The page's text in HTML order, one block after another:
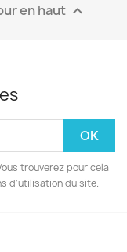
en haut 
trouverez pour cela
d'utilisation du site.